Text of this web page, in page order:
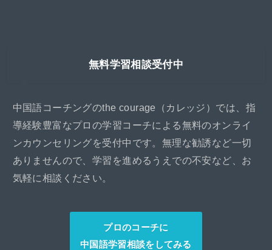
無料学習相談受付中
中国語コーチングのthe courage（カレッジ）では、指
導経験豊富なプロの学習コーチによる無料のオンライ
ンカウンセリングを受付中です。無理な勧誘など一切
ありませんので、学習を進めるうえでの不安など、お
気軽に相談ください。
プロのコーチに
中国語学習相談をしてみる